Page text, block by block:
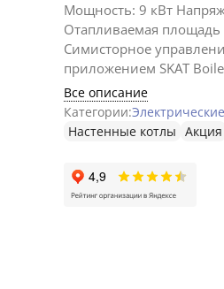
Мощность: 9 кВт
Отапливаемая
Симисторное
приложением SKAT
Все описание
Категории:
Настенные котлы Акция